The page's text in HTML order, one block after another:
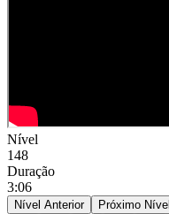
Nível
148
Duração
3:06
Nível Anterior Próximo Nível